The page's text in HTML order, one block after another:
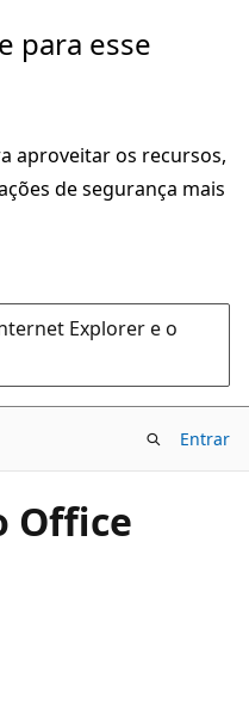
para esse
aproveitar os recursos,
de segurança mais
Explorer e o
Entrar
Office